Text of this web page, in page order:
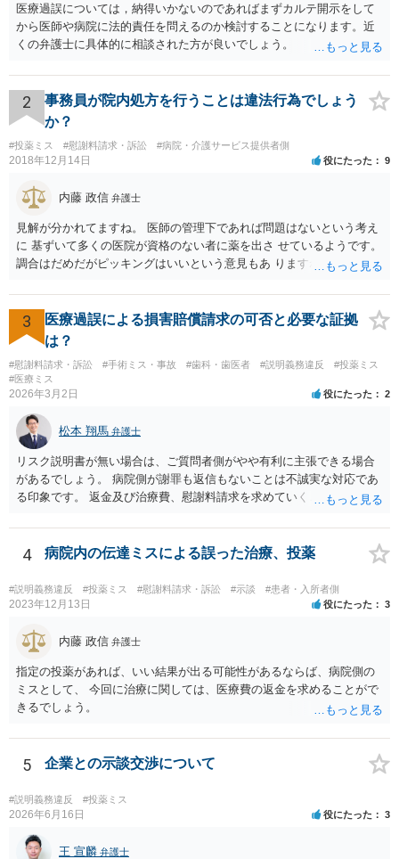
医療過誤については，納得いかないのであればまずカルテ開示をして
から医師や病院に法的責任を問えるのか検討することになります。近
くの弁護士に具体的に相談された方が良いでしょう。
2
事務員が院内処方を行うことは違法行為でしょう
か？
#投薬ミス #慰謝料請求・訴訟 #病院・介護サービス提供者側
2018年12月14日 役にたった 9
内藤 政信 弁護士
見解が分かれてますね。 医師の管理下であれば問題はないという考え
に 基ずいて多くの医院が資格のない者に薬を出さ せているようです。
調合はだめだがピッキングはいいという意見もあ りますね。 また患者
いますね。 院外とではかなり金額が低くなるようです。 したがって、
違法とは断じきれないですね。 あなたが罪になることは、まったくあ
りません。 やめるなら、２週間ルールにのっとってやめたほう がいい
でしょう。
3
医療過誤による損害賠償請求の可否と必要な証拠
は？
#慰謝料請求・訴訟 #手術ミス・事故 #歯科・歯医者 #説明義務違反
#投薬ミス
#医療ミス
2026年3月2日 役にたった 2
松本 翔馬 弁護士
リスク説明書が無い場合は、ご質問者側がやや有利に主張できる場合
があるでしょう。 病院側が謝罪も返信もないことは不誠実な対応であ
る印象です。 返金及び治療費、慰謝料請求を求めていくことになるか
代理人として病院側との交渉窓口となることも方法の一つです。 ご自
身で内容証明を出される場合、書面にご質問者の不利になる事情を記
載した場合はそれ以降の交渉ハードルが上がってしまうため慎重に検
討されるとよいでしょう。
4 病院内の伝達ミスによる誤った治療、投薬
#説明義務違反 #投薬ミス #慰謝料請求・訴訟 #示談 #患者・入所者側
2023年12月13日 役にたった 3
内藤 政信 弁護士
指定の投薬があれば、いい結果が出る可能性があるならば、病院側の
ミスとして、 今回に治療に関しては、医療費の返金を求めることがで
きるでしょう。
5 企業との示談交渉について
#説明義務違反 #投薬ミス
2026年6月16日 役にたった 3
王 宣麟 弁護士